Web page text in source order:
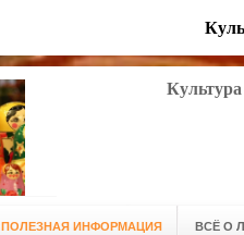
ПОЛЕЗНАЯ ИНФОРМАЦИЯ ВСЁ О